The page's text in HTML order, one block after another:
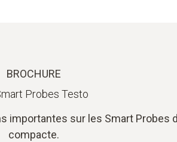
BROCHURE
Probes Testo
importantes sur les Smart Probes
compacte.